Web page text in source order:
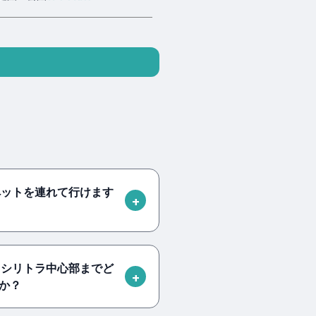
トを連れて行けます
リトラ中心部までど
？